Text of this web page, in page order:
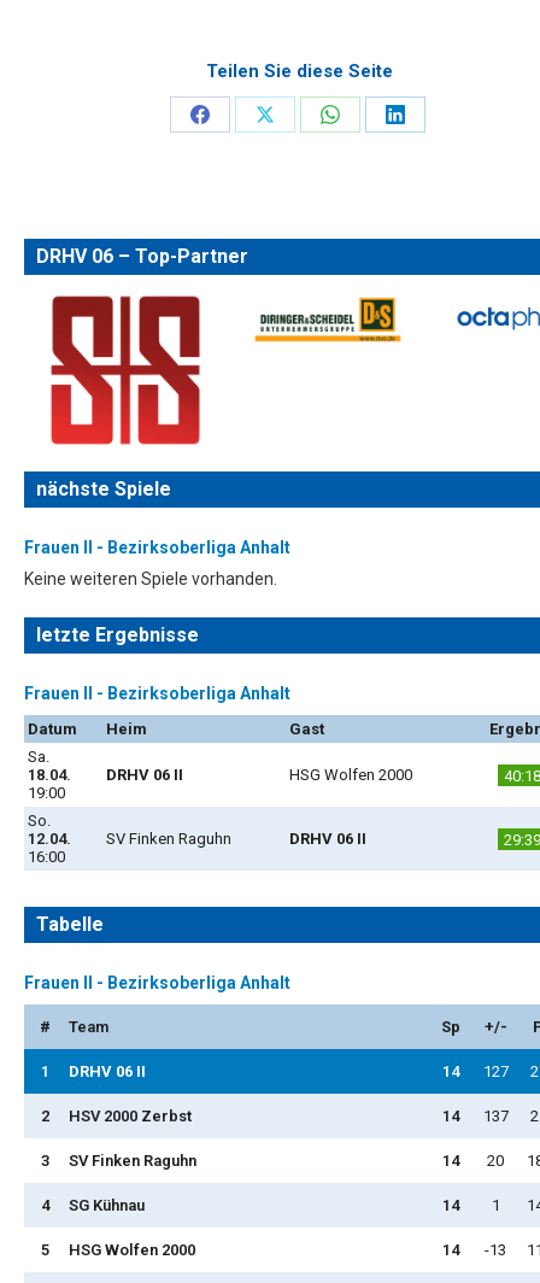
Teilen Sie diese Seite
ShareShareShareShare
DRHV 06 – Top-Partner
nächste Spiele
Frauen II - Bezirksoberliga Anhalt
Keine weiteren Spiele vorhanden.
letzte Ergebnisse
Frauen II - Bezirksoberliga Anhalt
Datum Heim Gast
Sa.
18.04.
19:00
DRHV 06 II HSG Wolfen 2000 40:18
So.
12.04.
16:00
SV Finken Raguhn DRHV 06 II 29:39
Tabelle
Frauen II - Bezirksoberliga Anhalt
# Team Sp +/-
1 DRHV 06 II 14 127
2 HSV 2000 Zerbst 14 137
3 SV Finken Raguhn 14 20
4 SG Kühnau 14 1
5 HSG Wolfen 2000 14 -13